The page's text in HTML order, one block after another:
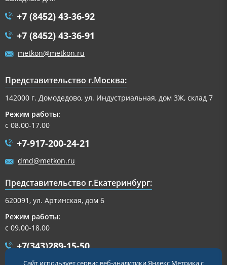
+7 (8452) 43-36-92
+7 (8452) 43-36-91
metkon@metkon.ru
Представительство г.Москва:
142000 г. Домодедово, ул. Индустриальная, дом 3Ж, склад 7
Режим работы:
с 08.00-17.00
+7-917-200-24-21
dmd@metkon.ru
Представительство г.Екатеринбург:
620091, ул. Артинская, дом 6
Режим работы:
с 09.00-18.00
+7(343)289-15-50
Сайт использует сервис веб-аналитики Яндекс Метрика с